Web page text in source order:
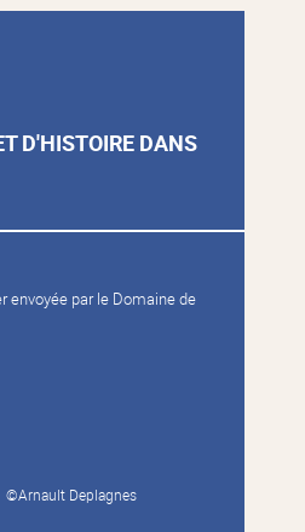
D'HISTOIRE DANS
envoyée par le Domaine de
©Arnault Deplagnes